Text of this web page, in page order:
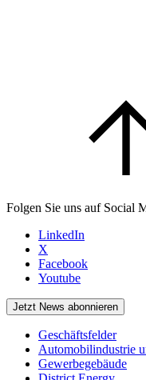
Folgen Sie uns auf Social
LinkedIn
X
Facebook
Youtube
Jetzt News abonnieren
Geschäftsfelder
Automobilindustrie
Gewerbegebäude